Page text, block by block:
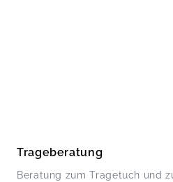
Trageberatung
Beratung zum Tragetuch und